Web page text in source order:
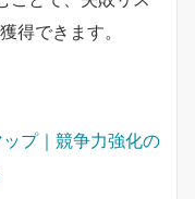
得できます。
プ｜競争力強化の